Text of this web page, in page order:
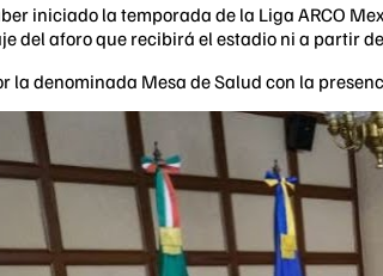
iniciado la temporada de la Liga ARCO
del aforo que recibirá el estadio ni a partir
la denominada Mesa de Salud con la